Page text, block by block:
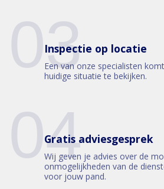
03
Inspectie op locatie
Een van onze specialisten
huidige situatie te bekijken.
04
Gratis adviesgesprek
Wij geven je advies over de
onmogelijkheden van de
voor jouw pand.